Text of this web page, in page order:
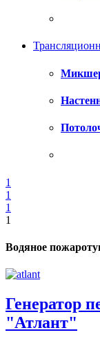
1
1
1
1
service.com.ua/
Водяное
Генератор
"Атлант"